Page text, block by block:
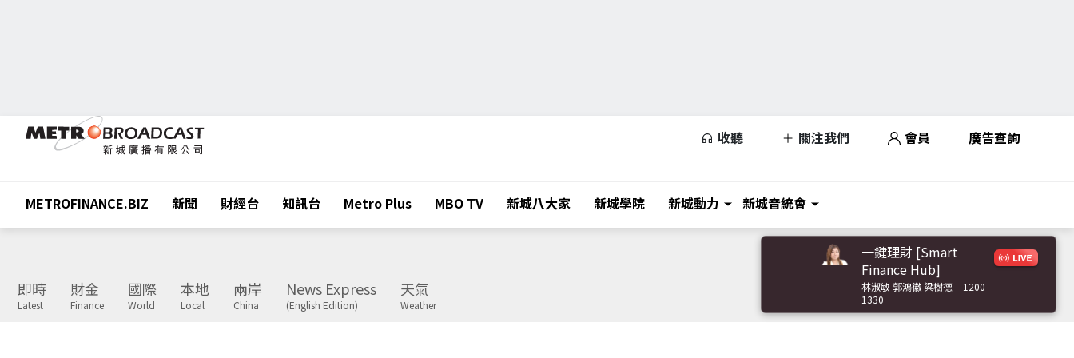
收聽 關注我們 會員 廣告查詢
METROFINANCE.BIZ 新聞 財經台 知訊台 Metro Plus MBO TV 新城八大家 新城學院 新城動力 新城音統會
即時
Latest
財金
Finance
國際
World
本地
Local
兩岸
China
News Express
(English Edition)
天氣
Weather
一鍵理財 [Smart
Finance Hub]
林淑敏 郭鴻徽 梁樹德
1200 -
1330